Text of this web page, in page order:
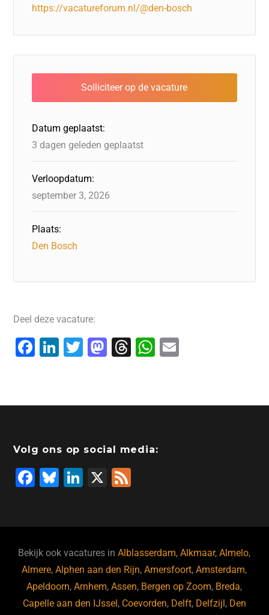
https://vacatureforum.nl/@den-bosch
Datum geplaatst:
3 dagen geleden geplaatst
Verloopdatum:
september 3, 2026
Plaats:
Den Bosch
Deel deze vacature:
F
e
o
o
k
Li
e
n
T
er
M
o
o
n
T
a
s
W
s
p
l
Volg ons op social media:
F
b
o
o
Bl
ky
Li
dI
n
X
Bekijk ook vacatures inAlblasserdam,Alkmaar,Almelo,
Almere,Alphen aan den Rijn,Amersfoort,Amsterdam,
Apeldoorn,Arnhem,Assen, Bergen op Zoom, Breda,
Capelle aan den IJssel, Coevorden, Delft, Delfzijl, Den